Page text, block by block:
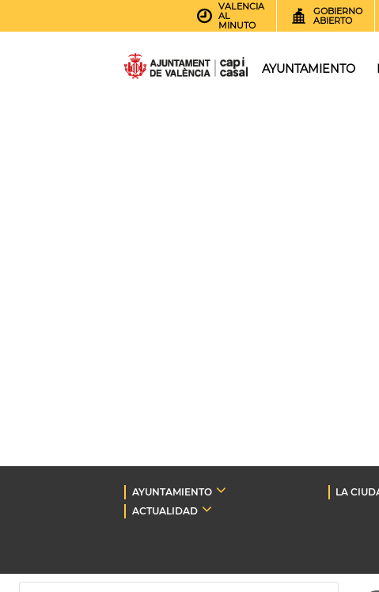
VALENCIA
AL
MINUTO
GOBIERNO
ABIERTO
AYUNTAMIENTO
AYUNTAMIENTO LA
ACTUALIDAD